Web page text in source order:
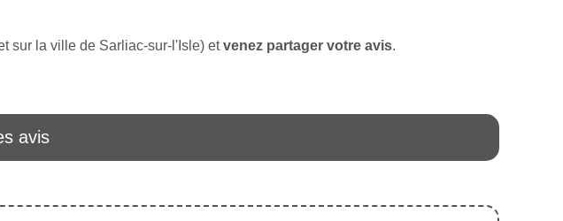
sur la ville de Sarliac-sur-l'Isle) etvenez partager votre avis.
avis